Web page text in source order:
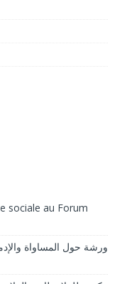
sociale au Forum
ورشة حول المساواة